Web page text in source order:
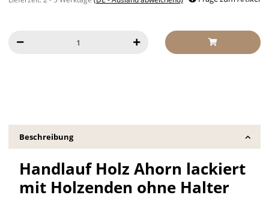
Beschreibung
Handlauf Holz Ahorn lackiert
mit Holzenden ohne Halter